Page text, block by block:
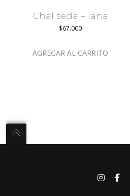
Chal seda – lana
$67.000
AGREGAR AL CARRITO